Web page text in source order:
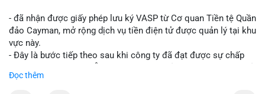
- đã nhận được giấy phép lưu ký VASP từ Cơ quan Tiền tệ Quần
đảo Cayman, mở rộng dịch vụ tiền điện tử được quản lý tại khu
vực này.
- Đây là bước tiếp theo sau khi công ty đã đạt được sự chấp
quy định toàn cầu.
Đọc thêm